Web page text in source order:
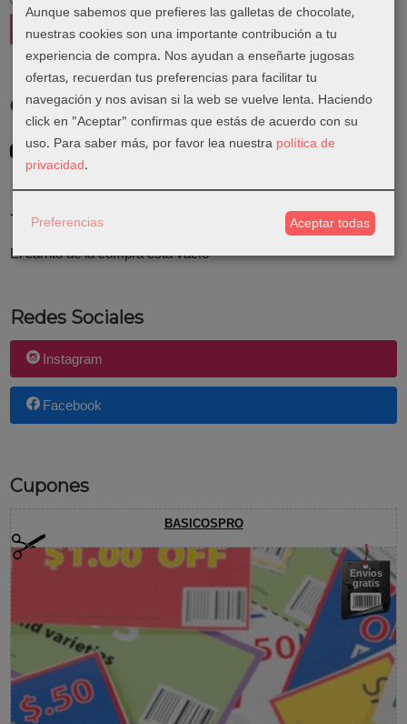
Costes de Envío
GRATIS *
Consultar Destinos
Tu Carrito (0)
El carrito de la compra está vacío
Redes Sociales
Instagram
Facebook
Cupones
BASICOSPRO
Envíos
gratis
Aunque sabemos que prefieres las galletas de chocolate,
nuestras cookies son una importante contribución a tu
experiencia de compra. Nos ayudan a enseñarte jugosas
ofertas, recuerdan tus preferencias para facilitar tu
navegación y nos avisan si la web se vuelve lenta. Haciendo
click en "Aceptar" confirmas que estás de acuerdo con su
uso. Para saber más, por favor lea nuestra política de
privacidad.
Preferencias Aceptar todas